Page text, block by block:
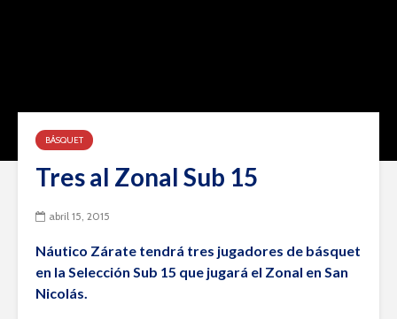
BÁSQUET
Tres al Zonal Sub 15
abril 15, 2015
Náutico Zárate tendrá tres jugadores de básquet
en la Selección Sub 15 que jugará el Zonal en San
Nicolás.